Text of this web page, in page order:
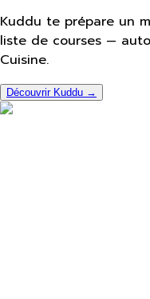
Kuddu te prépare un
liste de courses —
Cuisine.
Découvrir Kuddu →